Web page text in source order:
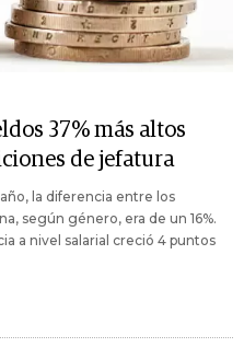
37% más altos
de jefatura
la diferencia entre los
según género, era de un 16%.
a nivel salarial creció 4 puntos